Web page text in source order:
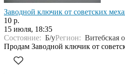
Заводной ключик от советских
10 р.
15 июля, 18:35
Состояние: Б/уРегион: Витебская
Продам Заводной ключик от